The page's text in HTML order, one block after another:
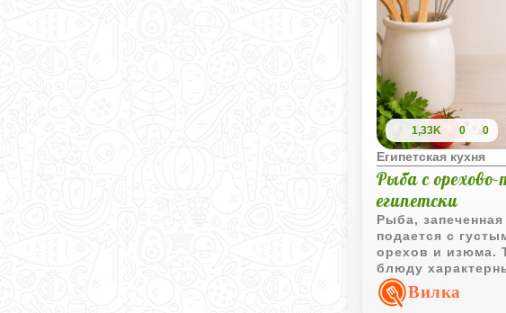
1,33K 0 0
Египетская кухня
Рыба с
египетски
Рыба,
подается с
орехов и изюма.
блюду
сладкими нотками.
Вилка